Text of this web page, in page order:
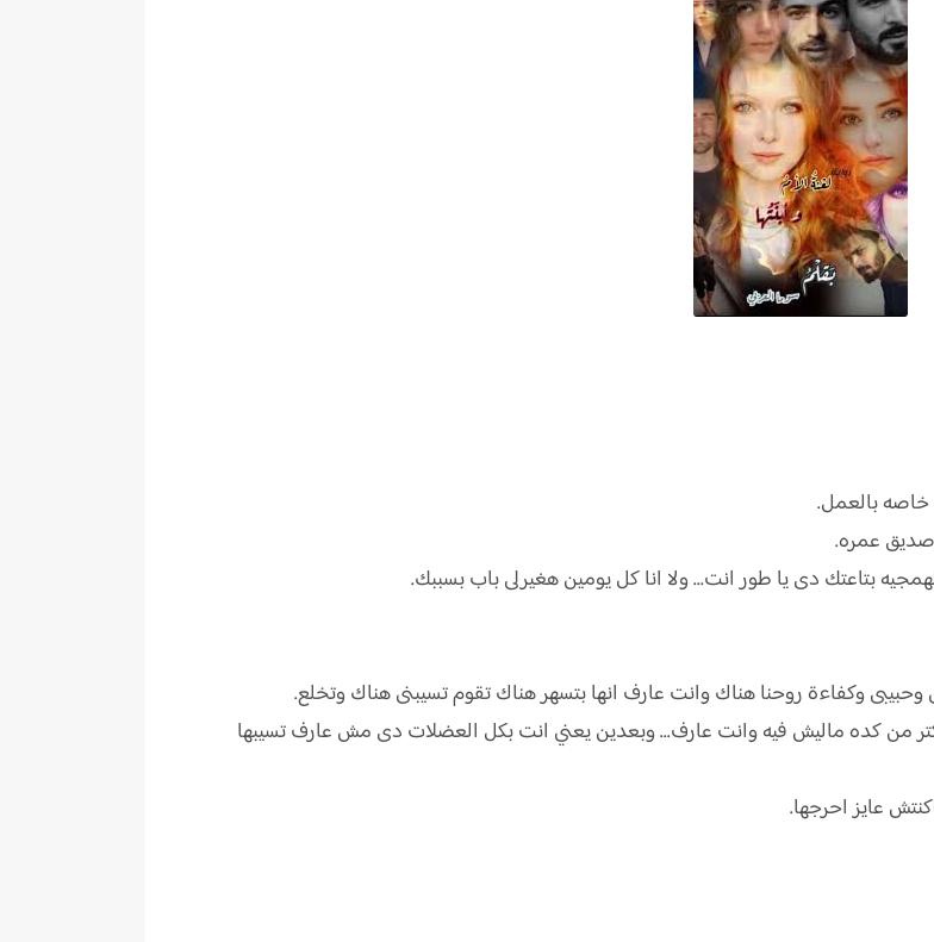
خاصه بالعمل.
صديق عمره.
بتاعتك دى يا طور انت... ولا انا كل يومين هغيرلى باب بسببك.
وكفاءة روحنا هناك وانت عارف انها بتسهر هناك تقوم تسيبنى هناك وتخلع.
من كده ماليش فيه وانت عارف... وبعدين يعني انت بكل العضلات دى مش عارف تسيبها
عايز احرجها.